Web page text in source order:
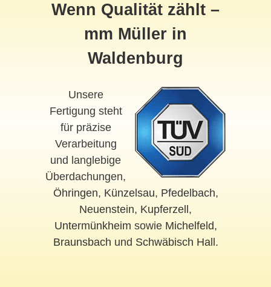
Wenn Qualität zählt –
mm Müller in
Waldenburg
Unsere
Fertigung steht
für präzise
Verarbeitung
und langlebige
Überdachungen,
Öhringen, Künzelsau, Pfedelbach,
Neuenstein, Kupferzell ,
Untermünkheim sowie Michelfeld,
Braunsbach und Schwäbisch Hall .